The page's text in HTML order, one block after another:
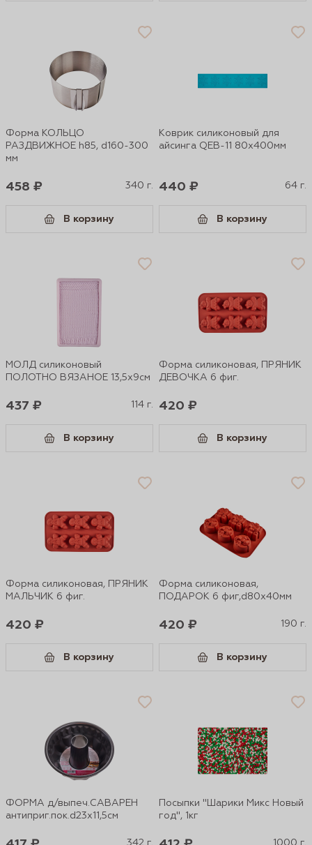
Форма КОЛЬЦО
РАЗДВИЖНОЕ h85, d160-300
мм
458 ₽ 340 г.
В корзину
Коврик силиконовый для
айсинга QEB-11 80х400мм
440 ₽ 64 г.
В корзину
МОЛД силиконовый
ПОЛОТНО ВЯЗАНОЕ 13,5х9см
437 ₽ 114 г.
В корзину
Форма силиконовая, ПРЯНИК
ДЕВОЧКА 6 фиг.
420 ₽
В корзину
Форма силиконовая, ПРЯНИК
МАЛЬЧИК 6 фиг.
420 ₽
В корзину
Форма силиконовая,
ПОДАРОК 6 фиг,d80х40мм
420 ₽ 190 г.
В корзину
ФОРМА д/выпеч.САВАРЕН
антиприг.пок.d23х11,5см
342 г.
Посыпки "Шарики Микс Новый
год", 1кг
1000 г.